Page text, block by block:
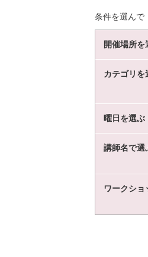
条件を選んで
開催場所を
カテゴリを
曜日を選ぶ
講師名で選
ワークシ